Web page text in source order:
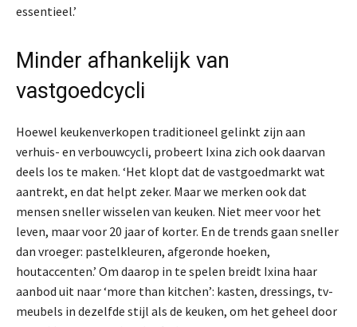
essentieel.’
Minder afhankelijk van
vastgoedcycli
Hoewel keukenverkopen traditioneel gelinkt zijn aan
verhuis- en verbouwcycli, probeert Ixina zich ook daarvan
deels los te maken. ‘Het klopt dat de vastgoedmarkt wat
aantrekt, en dat helpt zeker. Maar we merken ook dat
mensen sneller wisselen van keuken. Niet meer voor het
leven, maar voor 20 jaar of korter. En de trends gaan sneller
dan vroeger: pastelkleuren, afgeronde hoeken,
houtaccenten.’ Om daarop in te spelen breidt Ixina haar
aanbod uit naar ‘more than kitchen’: kasten, dressings, tv-
meubels in dezelfde stijl als de keuken, om het geheel door